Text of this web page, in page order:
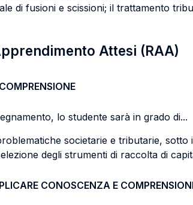
di fusioni e scissioni; il trattamento
Attesi (RAA)
lo studente sarà in grado di...
societarie e tributarie,
degli strumenti di raccolta di
CONOSCENZA E